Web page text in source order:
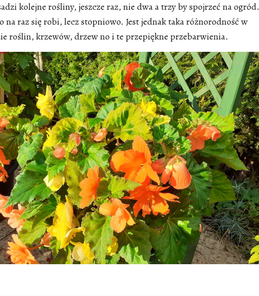
kolejne rośliny, jeszcze raz, nie dwa a trzy by spojrzeć na ogród.
na raz się robi, lecz stopniowo. Jest jednak taka różnorodność w
roślin, krzewów, drzew no i te przepiękne przebarwienia.